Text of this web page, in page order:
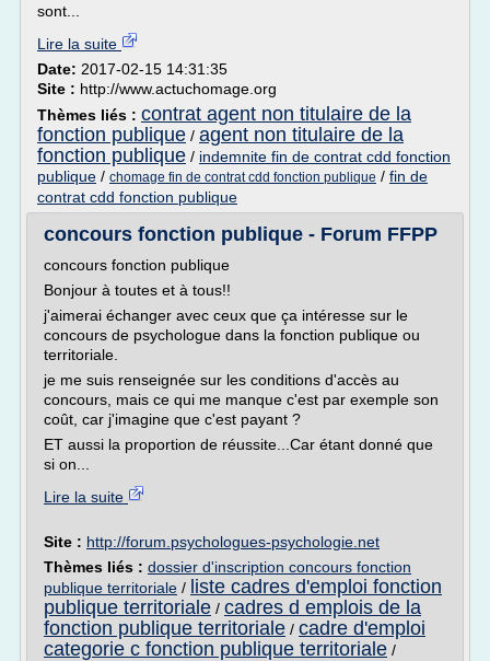
sont...
Lire la suite
Date: 2017-02-15 14:31:35
Site : http://www.actuchomage.org
Thèmes liés : contrat agent non titulaire de la
fonction publique / agent non titulaire de la
fonction publique / indemnite fin de contrat cdd fonction
publique / chomage fin de contrat cdd fonction publique / fin de
contrat cdd fonction publique
concours fonction publique - Forum FFPP
concours fonction publique
Bonjour à toutes et à tous!!
j'aimerai échanger avec ceux que ça intéresse sur le
concours de psychologue dans la fonction publique ou
territoriale.
je me suis renseignée sur les conditions d'accès au
concours, mais ce qui me manque c'est par exemple son
coût, car j'imagine que c'est payant ?
ET aussi la proportion de réussite...Car étant donné que
si on...
Lire la suite
Site : http://forum.psychologues-psychologie.net
Thèmes liés : dossier d'inscription concours fonction
publique territoriale / liste cadres d'emploi fonction
publique territoriale / cadres d emplois de la
fonction publique territoriale / cadre d'emploi
categorie c fonction publique territoriale /